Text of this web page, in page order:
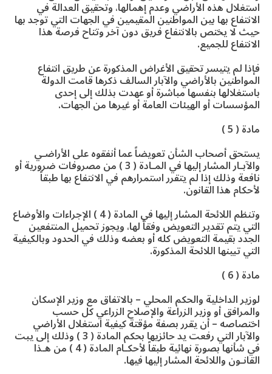
استغلال هذه الأراضي وعدم إهمالها، وتحقيق العدالة في
الانتفاع بها بين المواطنين المقيمين في الجهات التي توجد بها
حيث لا يختص بالانتفاع فريق دون آخر وتتاح فرصة هذا
الانتفاع للجميع.
فإذا لم يتيسر تحقيق الأغراض المذكورة عن طريق انتفاع
المواطنين بالأراضي والآبار السالف ذكرها قامت الدولة
باستغلالها بنفسها مباشرة أو عهدت بذلك إلى إحدى
المؤسسات أو الهيئات العامة أو غيرها من الجهات.
مادة ( 5 )
يستحق أصحاب الشأن تعويضاً عما أنفقوه على الأراضـي
والآبـار المشار إليها في المـادة ( 3 ) من مصروفات ضرورية أو
نافعة وذلك إذا لم يتقرر استمرارهم في الانتفاع بها طبقاً
لأحكام هذا القانون.
وتنظم اللائحة المشار إليها في المادة ( 4 ) الإجراءات والأوضاع
التي يتم تقدير التعويض وفقاً لها، ويجوز تحميل المنتفعين
الجدد بقيمة التعويض كله أو بعضه وذلك في الحدود وبالكيفية
التي تبينها اللائحة المذكورة.
مادة ( 6 )
لوزير الداخلية والحكم المحلي – بالاتفاق مع وزير الإسكان
والمرافق أو وزير الزراعة والإصلاح الزراعي كل حسب
اختصاصه – أن يقرر بصفة مؤقتة كيفية استغلال الأراضي
والآبار التي رفعت يد حائزيها بحكم المادة ( 3 ) وذلك إلى يبت
في شأنها بصورة نهائية طبقاً لأحكـام المادة ( 4 ) من هـذا
القانـون واللائحة المشار إليها فيها.